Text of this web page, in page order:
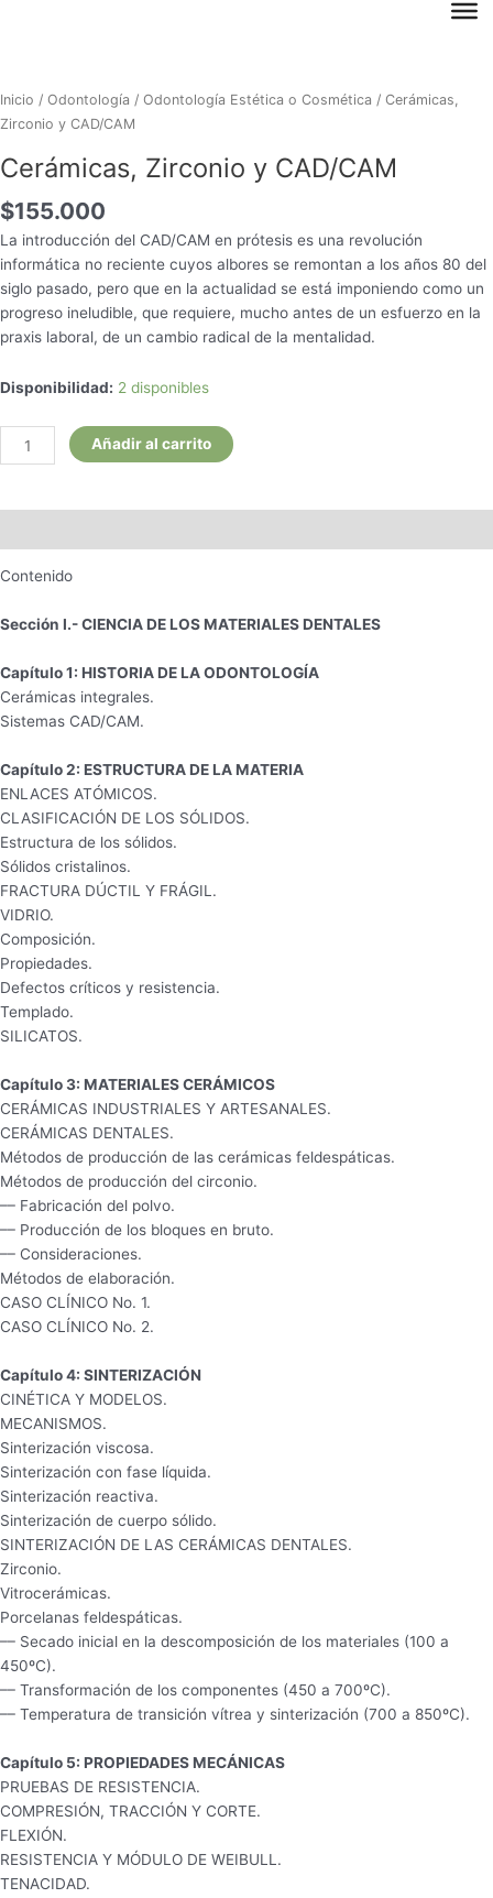
Inicio / Odontología / Odontología Estética o Cosmética / Cerámicas,
Zirconio y CAD/CAM
Cerámicas, Zirconio y CAD/CAM
$155.000
La introducción del CAD/CAM en prótesis es una revolución
informática no reciente cuyos albores se remontan a los años 80 del
siglo pasado, pero que en la actualidad se está imponiendo como un
progreso ineludible, que requiere, mucho antes de un esfuerzo en la
praxis laboral, de un cambio radical de la mentalidad.
Disponibilidad: 2 disponibles
y
CAD/CAM
Añadir al carrito
Contenido
Sección I.- CIENCIA DE LOS MATERIALES DENTALES
Capítulo 1: HISTORIA DE LA ODONTOLOGÍA
Cerámicas integrales.
Sistemas CAD/CAM.
Capítulo 2: ESTRUCTURA DE LA MATERIA
ENLACES ATÓMICOS.
CLASIFICACIÓN DE LOS SÓLIDOS.
Estructura de los sólidos.
Sólidos cristalinos.
FRACTURA DÚCTIL Y FRÁGIL.
VIDRIO.
Composición.
Propiedades.
Defectos críticos y resistencia.
Templado.
SILICATOS.
Capítulo 3: MATERIALES CERÁMICOS
CERÁMICAS INDUSTRIALES Y ARTESANALES.
CERÁMICAS DENTALES.
Métodos de producción de las cerámicas feldespáticas.
Métodos de producción del circonio.
–– Fabricación del polvo.
–– Producción de los bloques en bruto.
–– Consideraciones.
Métodos de elaboración.
CASO CLÍNICO No. 1.
CASO CLÍNICO No. 2.
Capítulo 4: SINTERIZACIÓN
CINÉTICA Y MODELOS.
MECANISMOS.
Sinterización viscosa.
Sinterización con fase líquida.
Sinterización reactiva.
Sinterización de cuerpo sólido.
SINTERIZACIÓN DE LAS CERÁMICAS DENTALES.
Zirconio.
Vitrocerámicas.
Porcelanas feldespáticas.
–– Secado inicial en la descomposición de los materiales (100 a
450ºC).
–– Transformación de los componentes (450 a 700ºC).
–– Temperatura de transición vítrea y sinterización (700 a 850ºC).
Capítulo 5: PROPIEDADES MECÁNICAS
PRUEBAS DE RESISTENCIA.
COMPRESIÓN, TRACCIÓN Y CORTE.
FLEXIÓN.
RESISTENCIA Y MÓDULO DE WEIBULL.
TENACIDAD.